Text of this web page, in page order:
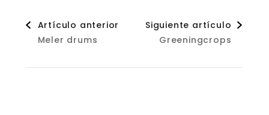
Navegación
de
Artículo anterior
Meler drums
Siguiente artículo
Greeningcrops